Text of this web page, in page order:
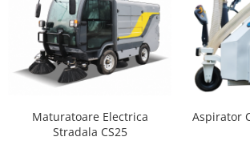
Maturatoare Electrica
Stradala CS25
Aspirator